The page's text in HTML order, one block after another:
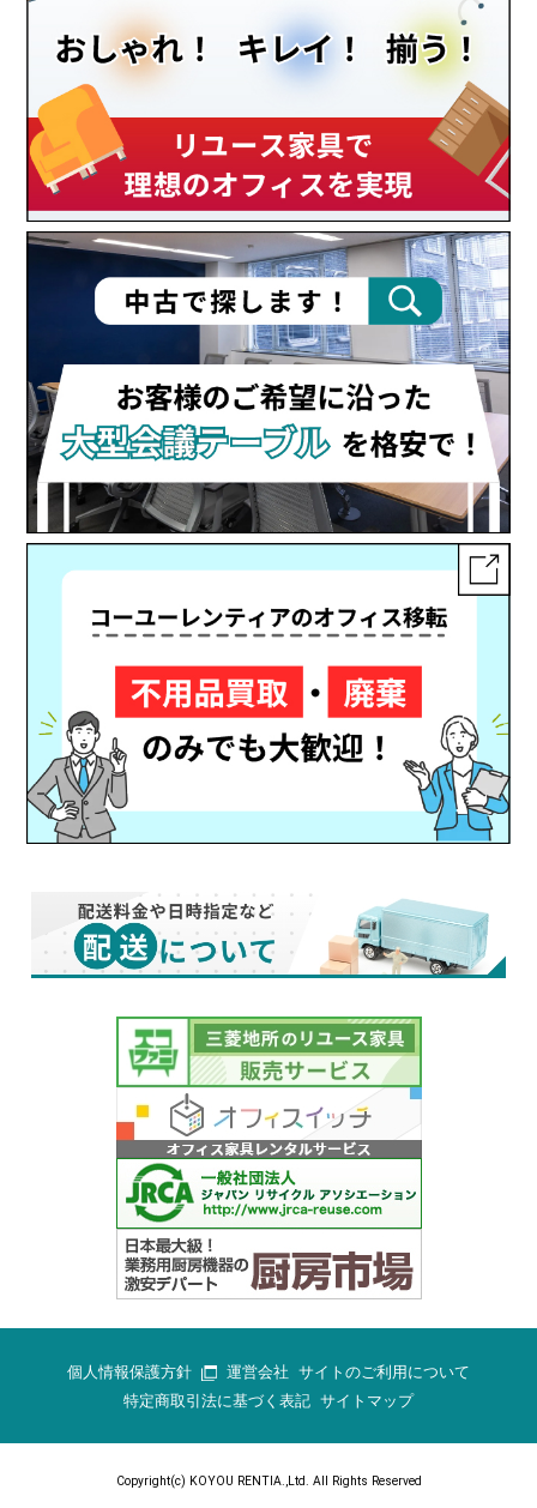
個人情報保護方針 運営会社 サイトのご利用について
特定商取引法に基づく表記 サイトマップ
Copyright(c) KOYOU RENTIA.,Ltd. All Rights Reserved